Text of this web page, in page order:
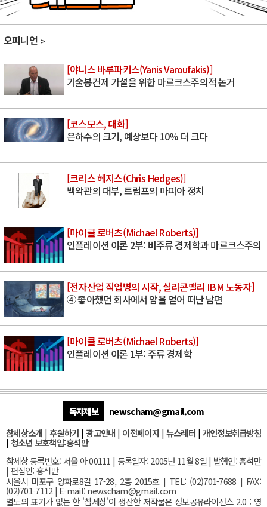
오피니언
[야니스 바루파키스(Yanis Varoufakis)]
기술봉건제 가설을 위한 마르크스주의적 논거
[코스모스, 대화]
은하수의 크기, 예상보다 10% 더 크다
[크리스 헤지스(Chris Hedges)]
백악관의 대부, 트럼프의 마피아 정치
[마이클 로버츠(Michael Roberts)]
인플레이션 이론 2부: 비주류 경제학과 마르크스주의
[전자산업 직업병의 시작, 실리콘밸리 IBM 노동자]
④ 좋아했던 회사에서 암을 얻어 떠난 남편
[마이클 로버츠(Michael Roberts)]
인플레이션 이론 1부: 주류 경제학
독자제보
newscham@gmail.com
참세상소개 | 후원하기 |광고안내 | 이전페이지 | 뉴스레터| 개인정보취급방침
| 청소년 보호책임:홍석만
참세상 등록번호: 서울 아 00111 | 등록일자: 2005년 11월 8일 | 발행인: 홍석만
| 편집인: 홍석만
서울시 마포구 양화로8길 17-28, 2층 2015호| TEL: (02)701-7688 | FAX:
(02)701-7112 | E-mail:newscham@gmail.com
별도의 표기가 없는 한 '참세상'이 생산한 저작물은 정보공유라이선스 2.0 : 영